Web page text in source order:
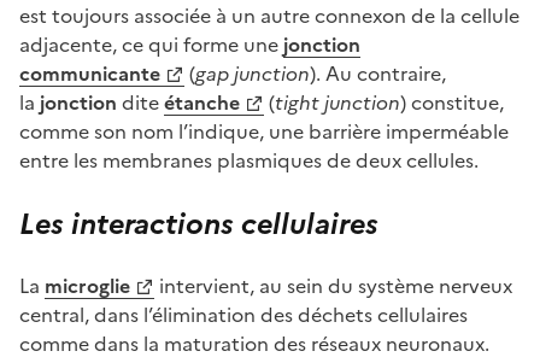
est toujours associée à un autre connexon de la cellule
adjacente, ce qui forme une jonction
communicante
(gap junction). Au contraire,
la jonction diteétanche (tight junction) constitue,
comme son nom l’indique, une barrière imperméable
entre les membranes plasmiques de deux cellules.
Les interactions cellulaires
La microglie
intervient, au sein du système nerveux
central, dans l’élimination des déchets cellulaires
comme dans la maturation des réseaux neuronaux.